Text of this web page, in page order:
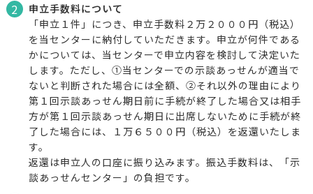
2
申立手数料について
「申立１件」につき、申立手数料２万２０００円（税込）
を当センターに納付していただきます。申立が何件である
かについては、当センターで申立内容を検討して決定いた
します。ただし、①当センターでの示談あっせんが適当で
ないと判断された場合には全額、②それ以外の理由により
第１回示談あっせん期日前に手続が終了した場合又は相手
方が第１回示談あっせん期日に出席しないために手続が終
了した場合には、１万６５００円（税込）を返還いたしま
す。
返還は申立人の口座に振り込みます。振込手数料は、「示
談あっせんセンター」の負担です。